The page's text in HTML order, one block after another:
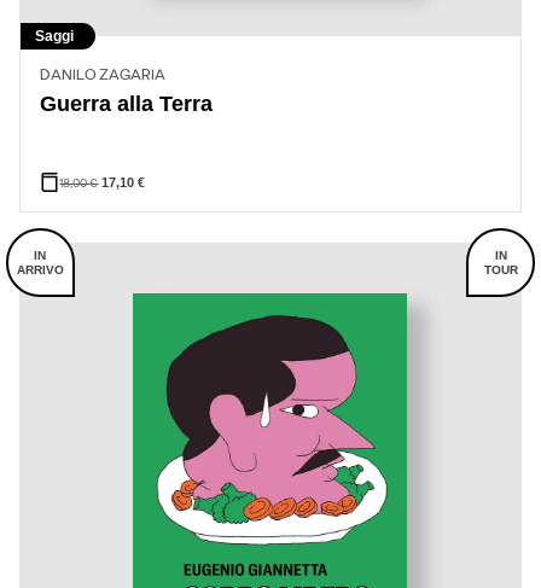
Saggi
DANILO ZAGARIA
Guerra alla Terra
18,00€ 17,10€
IN
ARRIVO
IN
TOUR